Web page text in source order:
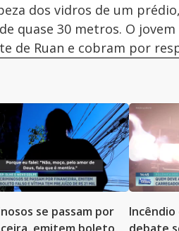
dos vidros de um
quase 30 metros. O
de Ruan e cobram por
se passam por
Incêndio